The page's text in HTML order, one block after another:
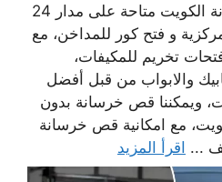
خدمات شركة قص خرسانة الكويت متاحة على مدار 24
و فتح كور للمداخن، مع
تخريم للمكيفات،
والابواب من قبل أفضل
ويمكننا قص خرسانة بدون
مع امكانية قص خرسانة
... اقرأ المزيد